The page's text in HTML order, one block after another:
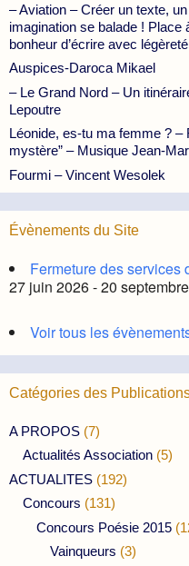
– Aviation – Créer un texte,
imagination se balade ! Place
bonheur d’écrire avec
Auspices-Daroca Mikael
– Le Grand Nord – Un
Lepoutre
Léonide, es-tu ma femme ? –
mystère” – Musique Jean-
Fourmi – Vincent Wesolek
Évènements du Site
Fermeture des services
27 juin 2026 - 20
Voir tous les
Catégories des
A PROPOS (7)
Actualités Association (5)
ACTUALITES (192)
Concours (131)
Concours Poésie 2015
Vainqueurs (3)